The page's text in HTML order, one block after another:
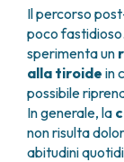
Il percorso
poco
sperimenta un
alla tiroide in
possibile
In generale, la
non risulta
abitudini